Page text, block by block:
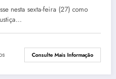
nesta sexta-feira (27) como
Consulte Mais Informação